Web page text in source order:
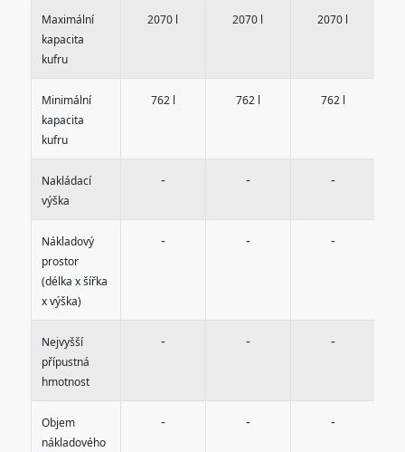
Maximální
kapacita
kufru
2070 l 2070 l 2070 l
Minimální
kapacita
kufru
762 l 762 l 762 l
Nakládací
výška
- - -
Nákladový
prostor
(délka x šířka
x výška)
- - -
Nejvyšší
přípustná
hmotnost
- - -
Objem
nákladového
- - -